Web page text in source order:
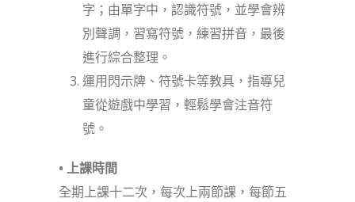
字；由單字中，認識符號，並學會辨
別聲調，習寫符號，練習拼音，最後
進行綜合整理。
運用閃示牌、符號卡等教具，指導兒
童從遊戲中學習，輕鬆學會注音符
號。
• 上課時間
全期上課十二次，每次上兩節課，每節五